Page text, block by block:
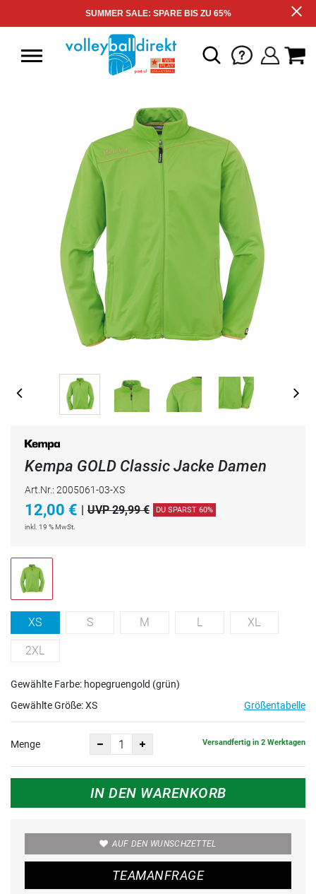
SUMMER SALE: SPARE BIS ZU 65%
Kempa GOLD Classic Jacke Damen
Art.Nr.: 2005061-03-XS
12,00 € | UVP 29,99 € DU SPARST 60%
inkl. 19 % MwSt.
XS S M L XL
2XL
Gewählte Farbe: hopegruengold (grün)
Gewählte Größe:XS Größentabelle
Menge Versandfertig in 2 Werktagen
IN DEN WARENKORB
AUF DEN WUNSCHZETTEL
TEAMANFRAGE